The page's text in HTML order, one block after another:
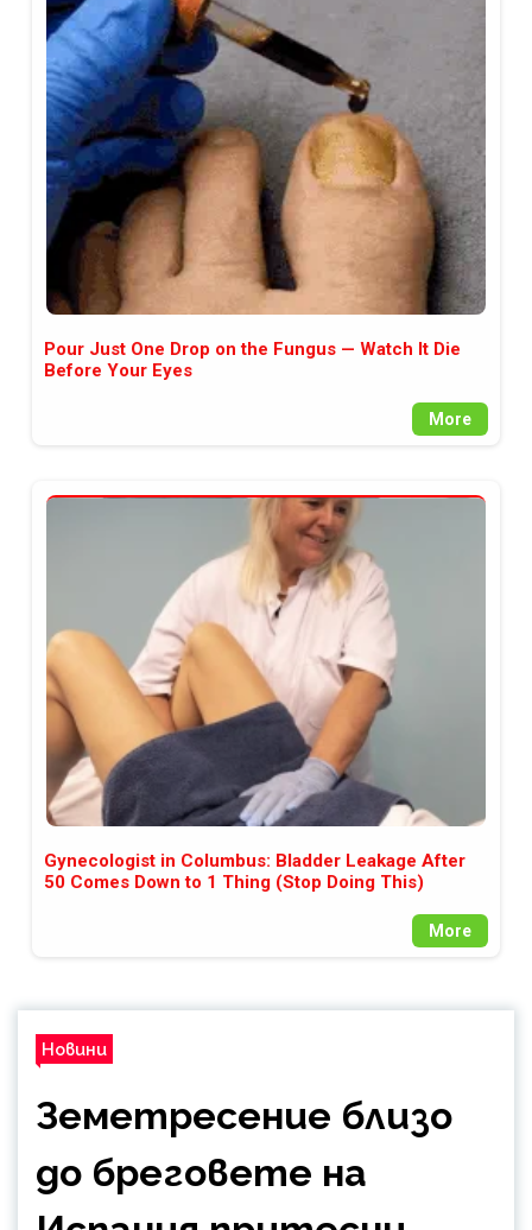
Pour Just One Drop on the Fungus — Watch It Die
Before Your Eyes
More
Gynecologist in Columbus: Bladder Leakage After
50 Comes Down to 1 Thing (Stop Doing This)
More
Новини
Земетресение близо
до бреговете на